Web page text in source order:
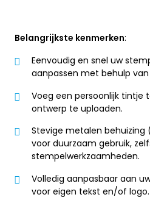
Belangrijkste kenmerken:
Eenvoudig en snel uw
aanpassen met behulp
Voeg een persoonlijk tintje
ontwerp te uploaden.
Stevige metalen behuizing
voor duurzaam gebruik,
stempelwerkzaamheden.
Volledig aanpasbaar aan
voor eigen tekst en/of logo.